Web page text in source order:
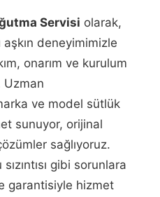
Servisi olarak,
aşkın deneyimimizle
onarım ve kurulum
Uzman
ve model sütlük
sunuyor, orijinal
sağlıyoruz.
gibi sorunlara
garantisiyle hizmet